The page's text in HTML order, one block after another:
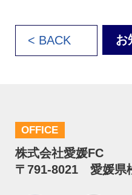
< BACK お
OFFICE
株式会社愛媛FC
〒791-8021 愛媛県